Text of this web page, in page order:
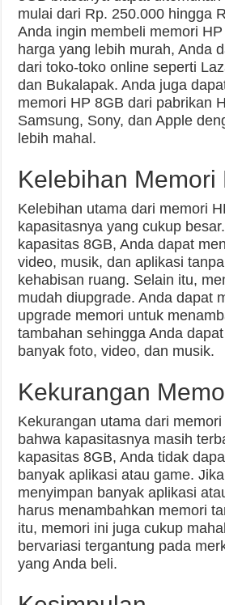
mulai dari Rp. 250.000 hingga
Anda ingin membeli memori
harga yang lebih murah, Anda
dari toko-toko online seperti
dan Bukalapak. Anda juga
memori HP 8GB dari pabrikan
Samsung, Sony, dan Apple
lebih mahal.
Kelebihan Memori
Kelebihan utama dari memori
kapasitasnya yang cukup
kapasitas 8GB, Anda dapat
video, musik, dan aplikasi
kehabisan ruang. Selain itu,
mudah diupgrade. Anda dapat
upgrade memori untuk
tambahan sehingga Anda
banyak foto, video, dan musik.
Kekurangan
Kekurangan utama dari
bahwa kapasitasnya masih
kapasitas 8GB, Anda tidak
banyak aplikasi atau game.
menyimpan banyak aplikasi
harus menambahkan memori
itu, memori ini juga cukup
bervariasi tergantung pada
yang Anda beli.